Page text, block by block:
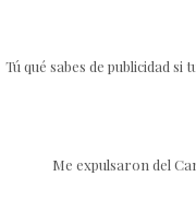
Tú qué sabes de publicidad
Me expulsaron del